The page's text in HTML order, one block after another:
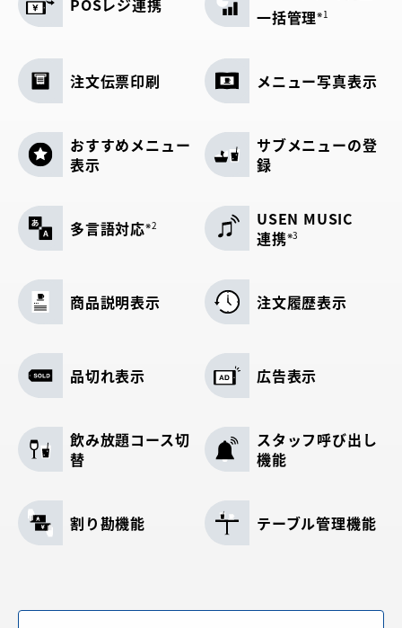
POSレジ連携
一括管理※1
注文伝票印刷 メニュー写真表示
おすすめメニュー
表示
サブメニューの登
録
多言語対応※2
USEN MUSIC
連携※3
商品説明表示 注文履歴表示
品切れ表示 広告表示
飲み放題コース切
替
スタッフ呼び出し
機能
割り勘機能 テーブル管理機能
イアウト